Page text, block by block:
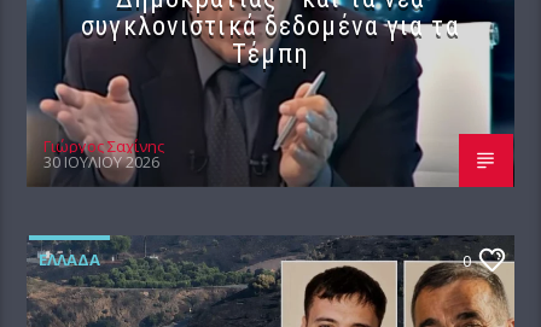
συγκλονιστικά δεδομένα για τα
Τέμπη
Γιώργος Σαχίνης
30 ΙΟΥΛΊΟΥ 2026
ΕΛΛΆΔΑ 0